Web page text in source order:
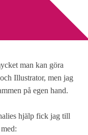
bättre
man kan göra
Illustrator, men jag
på egen hand.
hjälp fick jag till